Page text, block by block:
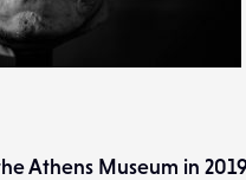
Athens Museum in